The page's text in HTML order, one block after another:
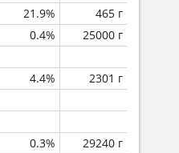
21.9%
465 г
0.4%
25000 г
4.4%
2301 г
0.3%
29240 г